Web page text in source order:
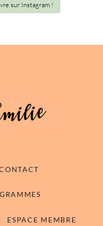
sur Instagram !
ESPACE MEMBRE